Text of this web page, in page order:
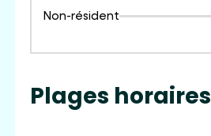
Non-résident
Plages horaires